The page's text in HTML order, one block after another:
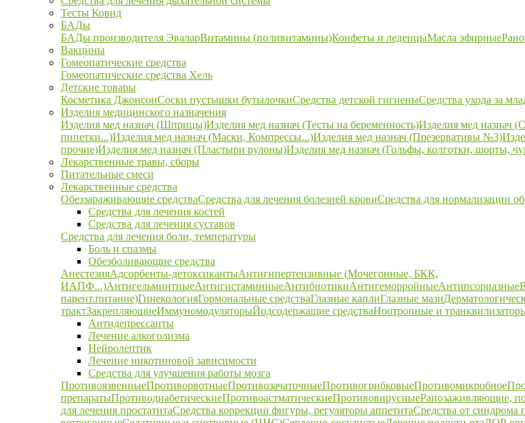
Тесты Ковид
БАДы
БАДы производителя ЭваларВитамины (поливитамины)Конфеты и леденцыМасла эфирные
Вакцины
Гомеопатические средства
Гомеопатические средства Хель
Детские товары
Косметика ДжонсонСоски пустышки бутылочкиСредства детской гигиеныСредства ухода за
Изделия медицинского назначения
Изделия мед назнач (Шприцы)Изделия мед назнач (Тесты на беременность)Изделия мед назнач
пипетки...)Изделия мед назнач (Маски, Компрессы...)Изделия мед назнач (Презервативы №3)
прочие)Изделия мед назнач (Пластыри рулоны)Изделия мед назнач (Гольфы, колготки, шорты,
Лекарственные травы, сборы
Питательные смеси
Лекарственные средства
Обеззараживающие средстваСредства для лечения болезней кровиСредства для нормализации
Средства для лечения костей
Средства для лечения суставов
Средства для лечения боли, температуры
Боль и спазмы
Обезболивающие средства
АнестезияАдсорбенты-детоксикантыАнтигипертензивные (Мочегонные, БКК,
ИАПФ...)АнтигельминтныеАнтигистаминныеАнтибиотикиАнтигеморройныеАнтипсориазные
парент.питание)ГинекологияГормональные средстваГлазные каплиГлазные мази
трактЗакрепляющиеИммуномодуляторыЙодсодержащие средстваНоотропные и
Антидепрессанты
Лечение алкоголизма
Нейролептик
Лечение никотиновой зависимости
Средства для улучшения работы мозга
ПротивоязвенныеПротиворвотныеПротивозачаточныеПротивогрибковыеПротивомикробное
препаратыПротиводиабетическиеПротивоастматическиеПротивовирусныеРанозаживляющие,
для лечения простатитаСредства коррекции фигуры, регуляторы аппетитаСредства от синдрома